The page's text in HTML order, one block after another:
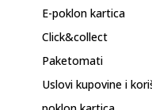
E-poklon kartica
Click&collect
Paketomati
Uslovi kupovine i